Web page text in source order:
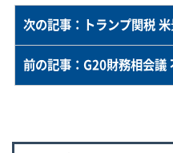
次の記事：トランプ関税
前の記事：G20財務相会議